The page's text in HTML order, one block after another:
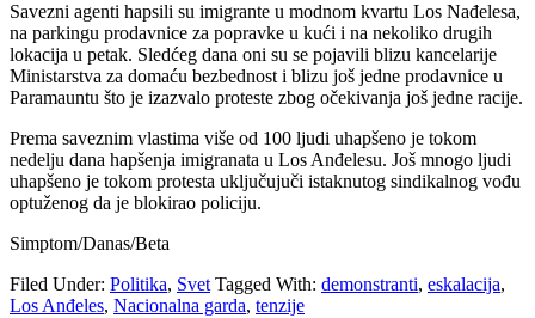
Savezni agenti hapsili su imigrante u modnom kvartu Los Nađelesa,
na parkingu prodavnice za popravke u kući i na nekoliko drugih
lokacija u petak. Sledćeg dana oni su se pojavili blizu kancelarije
Ministarstva za domaću bezbednost i blizu još jedne prodavnice u
Paramauntu što je izazvalo proteste zbog očekivanja još jedne racije.
Prema saveznim vlastima više od 100 ljudi uhapšeno je tokom
nedelju dana hapšenja imigranata u Los Anđelesu. Još mnogo ljudi
uhapšeno je tokom protesta uključujuči istaknutog sindikalnog vođu
optuženog da je blokirao policiju.
Simptom/Danas/Beta
Filed Under: Politika, Svet Tagged With: demonstranti, eskalacija,
Los Anđeles, Nacionalna garda, tenzije